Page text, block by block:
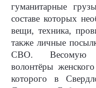
гуманитарные
составе которых
вещи, техника,
также личные
СВО. Весомую
волонтёры
которого в